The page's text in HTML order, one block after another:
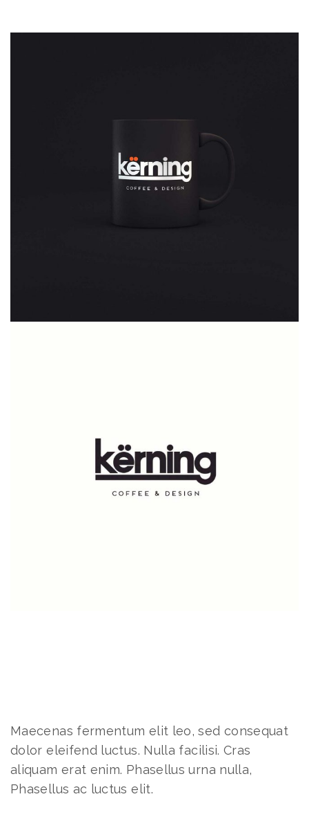
Maecenas fermentum elit leo, sed consequat
dolor eleifend luctus. Nulla facilisi. Cras
aliquam erat enim. Phasellus urna nulla,
Phasellus ac luctus elit.